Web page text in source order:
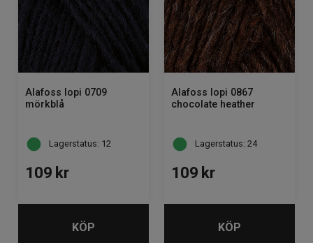
Alafoss lopi 0709
mörkblå
Lagerstatus: 12
109 kr
KÖP
Alafoss lopi 0867
chocolate heather
Lagerstatus: 24
109 kr
KÖP